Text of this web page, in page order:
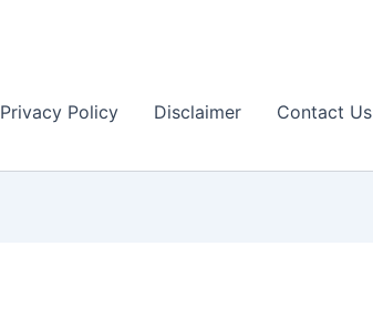
Privacy Policy Disclaimer
Contact Us